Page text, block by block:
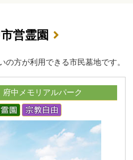
営霊園
の方が利用できる市民墓地です。
府中メモリアルパーク